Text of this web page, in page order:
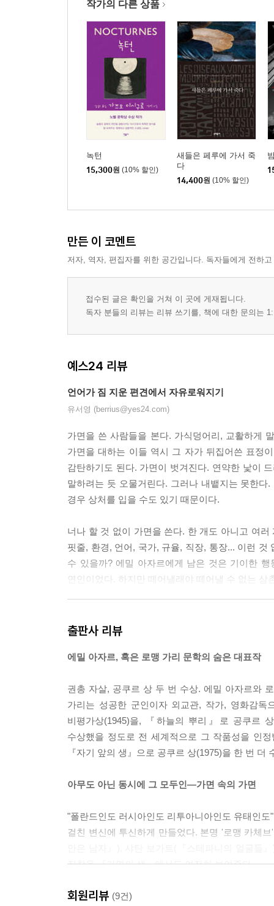
작가의 다른 상품
녹턴
15,300원 (10% 할인)
새들은 페루에 가서 죽
다
14,400원 (10% 할인)
만든 이 코멘트
저자, 역자, 편집자를 위한 공간입니다. 독자들에게 전하
접수된 글은 확인을 거쳐 이 곳에 게재됩니다.
독자 분들의 리뷰는 리뷰 쓰기를, 책에 대한 문의는
예스24 리뷰
언어가 짐 지운 편견에서 자유로워지기
유서영 (berrius@yes24.com)
가면을 쓴 사람들을 본다. 가식덩어리, 교활하게
가면을 대하는 이들 역시 그 자가 뒤집어쓴 표정
감탄하기도 된다. 가면이 벗겨진다. 연약한 낯이
말하려는 듯 오물거린다. 그러나 내뱉지는 못한
경우 상처를 입을 수도 있기 때문이다.
너나 할 것 없이 가면을 쓴다. 한 개도 아니고 여
핏줄, 환경, 언어, 국가, 규율, 직장, 통장... 이런
수 있을까? 에밀 아자르에게 남은 것은 기이한
연인이었다. 하지만 떼어낼래야 떼어낼 수 없는
채운 뱀들을 본다. 뱀들은 책상 모양으로, 또 각종
그의 환상인지, 혹은 그저 거짓말인지 독자는 알
'존재'가 원죄다. 그는 자신의 유전자 속에 인류의
눈치채고 있는지는 모르지만, 문학은 구원의 방
가족사를 짧게 풀어놓는다. 어느 하나 극적이지
자라고, 가면을 벗은 어른을 위한 성장 소설이다.
작가는 익명을 택하고도 자신의 작품이 대필이라
인류를 통해 '유전된' 문학을 함으로써 존재의 이
권총을 들게 될 것이란 것은 알았을까? 그가 구원
출판사 리뷰
에밀 아자르, 혹은 로맹 가리 문학의 숨은 대표작
권총 자살, 공쿠르 상 두 번 수상. 에밀 아자르와
가리는 성공한 군인이자 외교관, 작가, 영화감
비평가상(1945)을, 『하늘의 뿌리』로 공쿠르
수상했을 정도로 전 세계적으로 그 작품성을 인
『자기 앞의 생』으로 공쿠르 상(1975)을 한 번
아무도 아닌 동시에 그 모두인―가면 속의 가면
"폴란드인도 러시아인도 리투아니아인도 유태인
걸친 변신에 투신하게 만들었다. 본명 '로맹 카체
집착을 『가면의 생』에서도 여전히 보여준다.
이 소설에서는 그 '나'라는 것이 에밀, 폴, 알렉스,
회원리뷰 (9건)